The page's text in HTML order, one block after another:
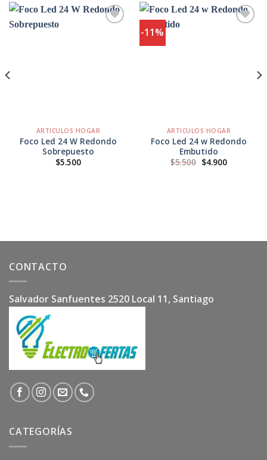
ARTICULOS HOGAR
Foco Led 24 W Redondo
Sobrepuesto
$5.500
-11%
ARTICULOS HOGAR
Foco Led 24 w Redondo
Embutido
$5.500 El
precio
$4.900El
precio
CONTACTO
Salvador Sanfuentes 2520 Local 11, Santiago
CATEGORÍAS